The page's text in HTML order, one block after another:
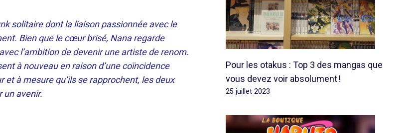
solitaire dont la liaison passionnée avec le
Bien que le cœur brisé, Nana regarde
l’ambition de devenir une artiste de renom.
à nouveau en raison d’une coïncidence
à mesure qu’ils se rapprochent, les deux
un avenir.
Pour les otakus : Top 3 des mangas que
vous devez voir absolument !
25 juillet 2023